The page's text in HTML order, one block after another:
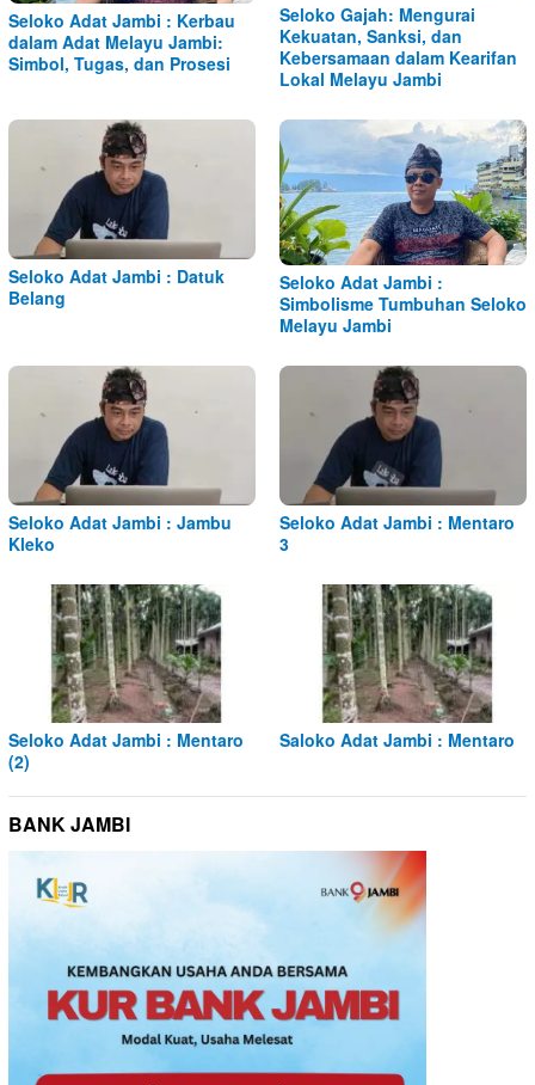
Seloko Adat Jambi : Kerbau
dalam Adat Melayu Jambi:
Simbol, Tugas, dan Prosesi
Seloko Gajah: Mengurai
Kekuatan, Sanksi, dan
Kebersamaan dalam Kearifan
Lokal Melayu Jambi
Seloko Adat Jambi : Datuk
Belang
Seloko Adat Jambi :
Simbolisme Tumbuhan Seloko
Melayu Jambi
Seloko Adat Jambi : Jambu
Kleko
Seloko Adat Jambi : Mentaro
3
Seloko Adat Jambi : Mentaro
(2)
Saloko Adat Jambi : Mentaro
BANK JAMBI